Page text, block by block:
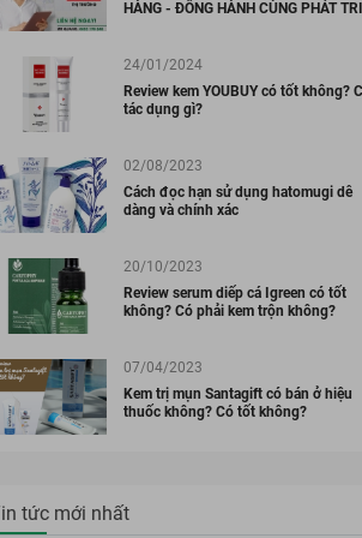
HÀNG - ĐỒNG HÀNH CÙNG PHÁT
24/01/2024
Review kem YOUBUY có tốt không?
tác dụng gì?
02/08/2023
Cách đọc hạn sử dụng hatomugi dễ
dàng và chính xác
20/10/2023
Review serum diếp cá Igreen có tốt
không? Có phải kem trộn không?
07/04/2023
Kem trị mụn Santagift có bán ở hiệu
thuốc không? Có tốt không?
tức mới nhất